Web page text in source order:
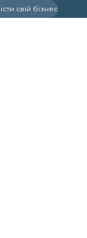
свій бізнес